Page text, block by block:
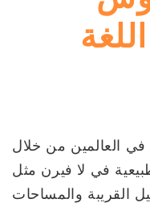
العالمين من خلال
في لا فيرن مثل
القريبة والمساحات